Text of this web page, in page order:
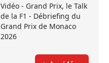
Vidéo - Grand Prix, le Talk
de la F1 - Débriefing du
Grand Prix de Monaco
2026